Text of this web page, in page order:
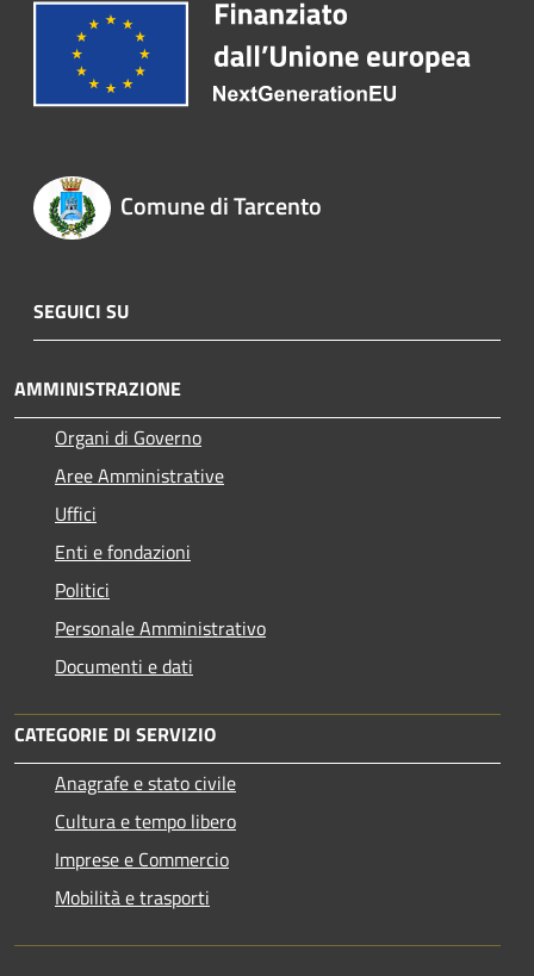
Comune di Tarcento
SEGUICI SU
AMMINISTRAZIONE
Organi di Governo
Aree Amministrative
Uffici
Enti e fondazioni
Politici
Personale Amministrativo
Documenti e dati
CATEGORIE DI SERVIZIO
Anagrafe e stato civile
Cultura e tempo libero
Imprese e Commercio
Mobilità e trasporti